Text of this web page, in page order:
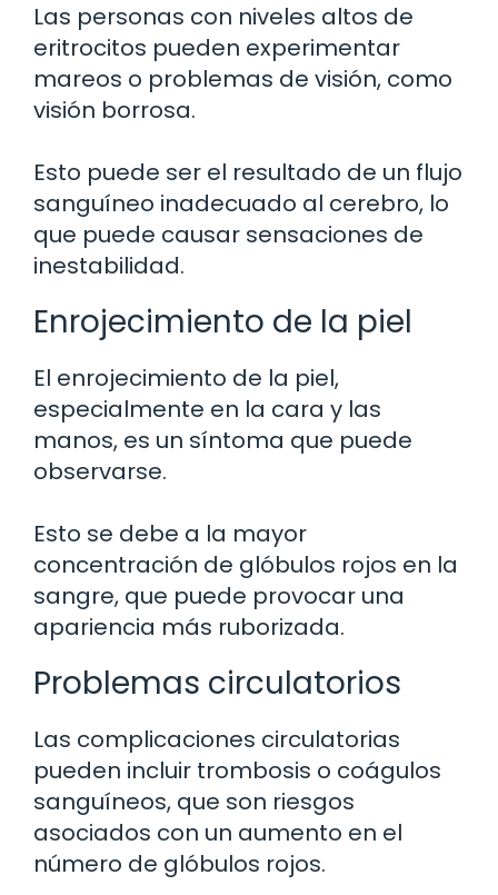
Las personas con niveles altos de
eritrocitos pueden experimentar
mareos o problemas de visión, como
visión borrosa.
Esto puede ser el resultado de un flujo
sanguíneo inadecuado al cerebro, lo
que puede causar sensaciones de
inestabilidad.
Enrojecimiento de la piel
El enrojecimiento de la piel,
especialmente en la cara y las
manos, es un síntoma que puede
observarse.
Esto se debe a la mayor
concentración de glóbulos rojos en la
sangre, que puede provocar una
apariencia más ruborizada.
Problemas circulatorios
Las complicaciones circulatorias
pueden incluir trombosis o coágulos
sanguíneos, que son riesgos
asociados con un aumento en el
número de glóbulos rojos.